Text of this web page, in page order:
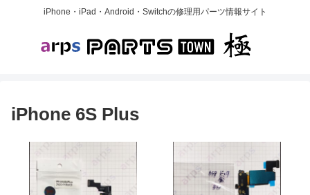
iPhone・iPad・Android・Switchの修理用パーツ情報サイト
iPhone 6S Plus